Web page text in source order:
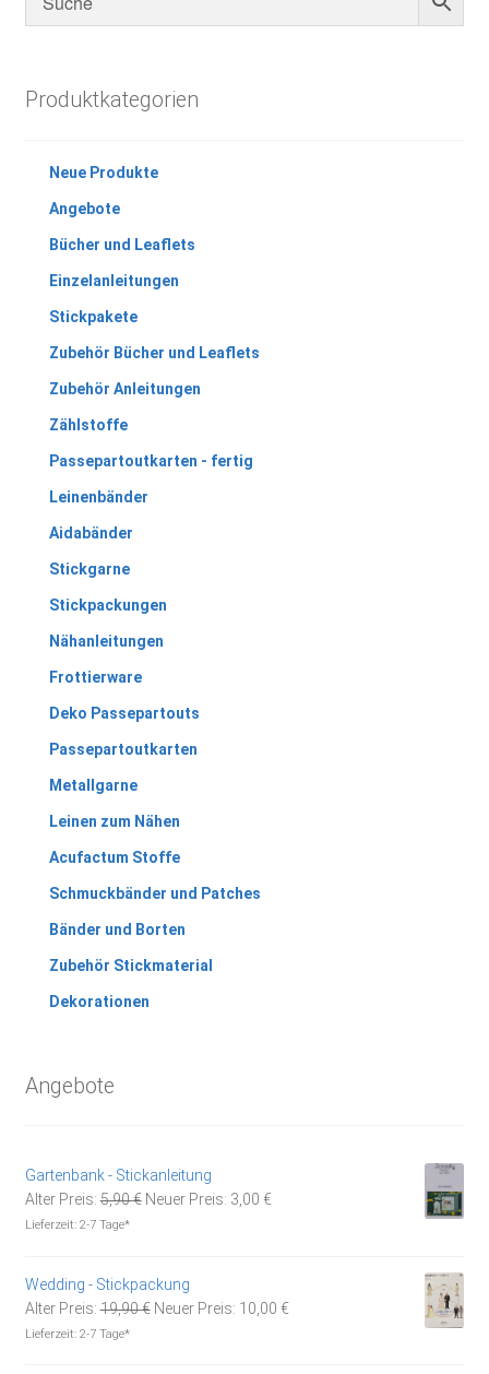
Produktkategorien
Neue Produkte
Angebote
Bücher und Leaflets
Einzelanleitungen
Stickpakete
Zubehör Bücher und Leaflets
Zubehör Anleitungen
Zählstoffe
Passepartoutkarten - fertig
Leinenbänder
Aidabänder
Stickgarne
Stickpackungen
Nähanleitungen
Frottierware
Deko Passepartouts
Passepartoutkarten
Metallgarne
Leinen zum Nähen
Acufactum Stoffe
Schmuckbänder und Patches
Bänder und Borten
Zubehör Stickmaterial
Dekorationen
Angebote
Gartenbank - Stickanleitung
Alter Preis: 5,90€ Ursprünglicher
Neuer Preis: 3,00 €Aktueller
Lieferzeit: 2-7 Tage*
Wedding - Stickpackung
Alter Preis: 19,90€ Ursprünglicher
Neuer Preis: 10,00 €Aktueller
Lieferzeit: 2-7 Tage*